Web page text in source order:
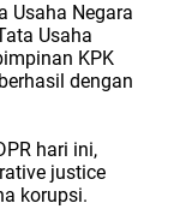
Usaha Negara
Usaha
KPK
dengan
hari ini,
justice
korupsi.